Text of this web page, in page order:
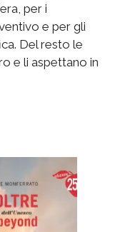
per i
e per gli
Del resto le
e li aspettano in